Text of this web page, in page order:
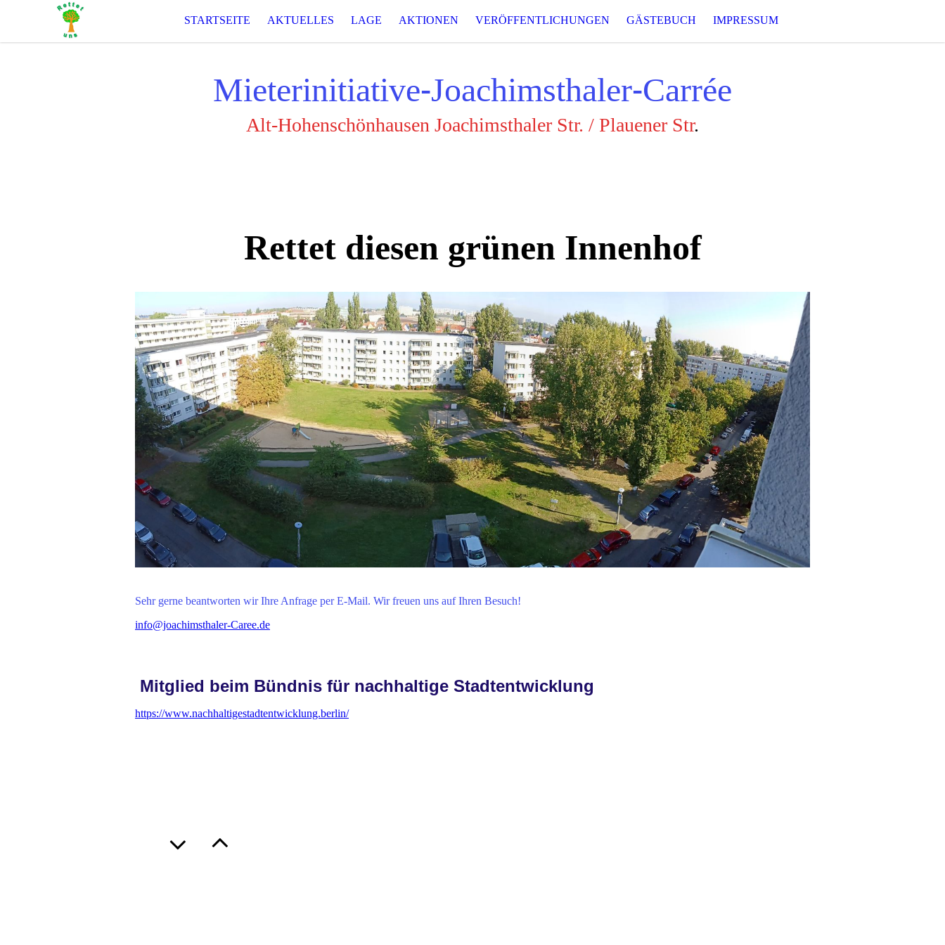
STARTSEITE AKTUELLES LAGE AKTIONEN VERÖFFENTLICHUNGEN GÄSTEBUCH IMPRESSUM
Mieterinitiative-Joachimsthaler-Carrée
Alt-Hohenschönhausen Joachimsthaler Str. / Plauener Str.
Rettet diesen grünen Innenhof
Sehr gerne beantworten wir Ihre Anfrage per E-Mail. Wir freuen uns auf Ihren Besuch!
info@joachimsthaler-Caree.de
Mitglied beim Bündnis für nachhaltige Stadtentwicklung
https://www.nachhaltigestadtentwicklung.berlin/